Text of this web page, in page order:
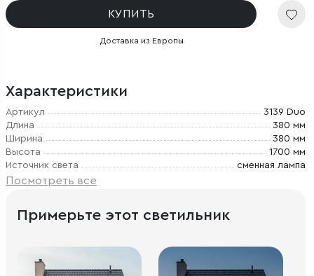
КУПИТЬ
Доставка из Европы
Характеристики
Артикул
3139 Duo
Длина
380 мм
Ширина
380 мм
Высота
1700 мм
Источник света
сменная лампа
Посмотреть все
Примерьте этот светильник